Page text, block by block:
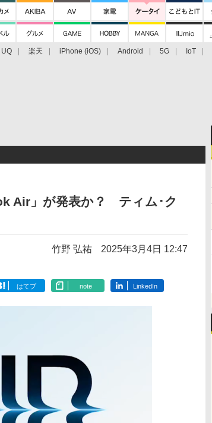
UQ 楽天 iPhone (iOS) Android 5G IoT
Air」が発表か？ ティム･ク
竹野 弘祐 2025年3月4日 12:47
はてブ note LinkedIn